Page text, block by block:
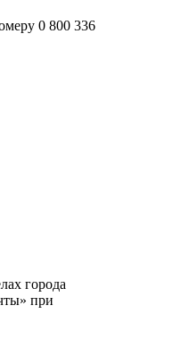
0 800 336
города
при